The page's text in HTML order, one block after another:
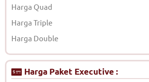
Harga Quad
Harga Triple
Harga Double
Harga Paket Executive :